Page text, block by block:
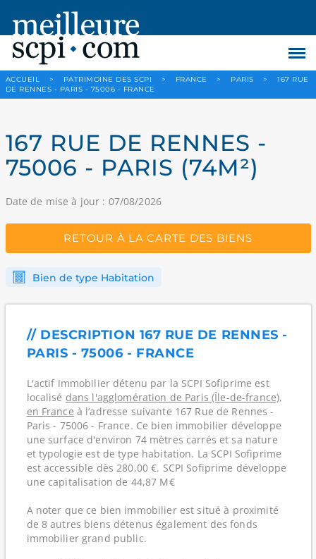
ACCUEIL > PATRIMOINE DES SCPI > FRANCE > PARIS >
167 RUE
DE RENNES - PARIS - 75006 - FRANCE
167 RUE DE RENNES -
75006 - PARIS (74M²)
Date de mise à jour : 07/08/2026
RETOUR À LA CARTE DES BIENS
Bien de type Habitation
// DESCRIPTION 167 RUE DE RENNES -
PARIS - 75006 - FRANCE
L'actif immobilier détenu par la SCPI Sofiprime est
localisé dans l'agglomération de Paris (Île-de-france),
en France à l’adresse suivante 167 Rue de Rennes -
Paris - 75006 - France. Ce bien immobilier développe
une surface d'environ 74 mètres carrés et sa nature
et typologie est de type habitation. La SCPI Sofiprime
est accessible dès 280,00 €. SCPI Sofiprime développe
une capitalisation de 44,87 M€
A noter que ce bien immobilier est situé à proximité
de 8 autres biens détenus également des fonds
immobilier grand public.